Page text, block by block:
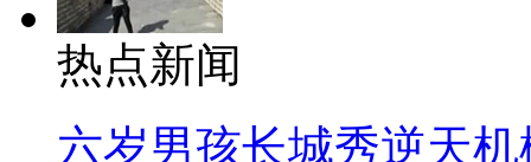
热点新闻
六岁男孩长城秀逆天机